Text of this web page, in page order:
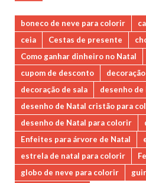
boneco de neve para colorir
ceia
Cestas de presente
Como ganhar dinheiro no Natal
cupom de desconto
decoração
decoração de sala
desenho de
desenho de Natal cristão para
desenho de Natal para colorir
Enfeites para árvore de Natal
estrela de natal para colorir
globo de neve para colorir